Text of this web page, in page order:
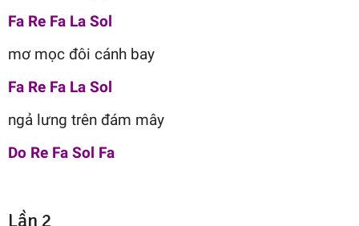
Fa Re Fa La Sol
mơ mọc đôi cánh bay
Fa Re Fa La Sol
ngả lưng trên đám mây
Do Re Fa Sol Fa
Lần 2